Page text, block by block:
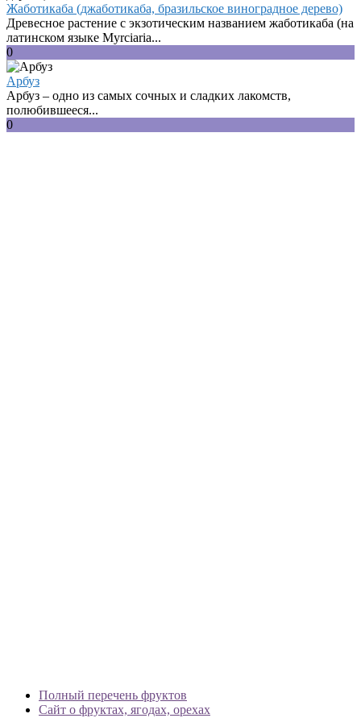
Жаботикаба (джаботикаба, бразильское виноградное дерево)
Древесное растение с экзотическим названием жаботикаба (на
латинском языке Myrciaria...
0
Арбуз
Арбуз – одно из самых сочных и сладких лакомств,
полюбившееся...
0
Полный перечень фруктов
Сайт о фруктах, ягодах, орехах